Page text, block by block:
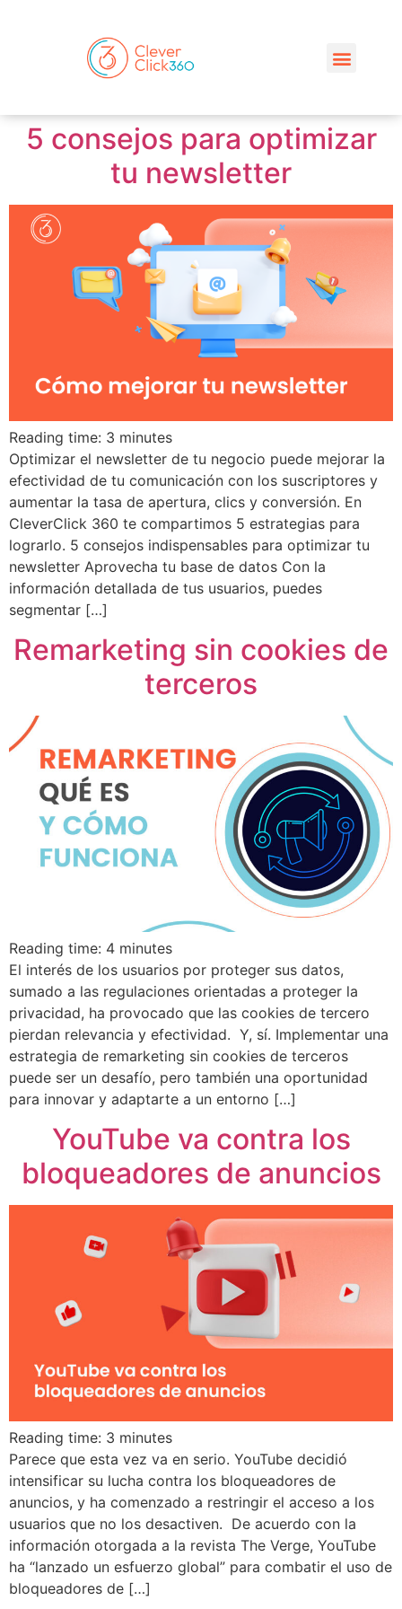
5 consejos para optimizar
tu newsletter
Reading time: 3 minutes
Optimizar el newsletter de tu negocio puede mejorar la
efectividad de tu comunicación con los suscriptores y
aumentar la tasa de apertura, clics y conversión. En
CleverClick 360 te compartimos 5 estrategias para
lograrlo. 5 consejos indispensables para optimizar tu
newsletter Aprovecha tu base de datos Con la
información detallada de tus usuarios, puedes
segmentar […]
Remarketing sin cookies de
terceros
Reading time: 4 minutes
El interés de los usuarios por proteger sus datos,
sumado a las regulaciones orientadas a proteger la
privacidad, ha provocado que las cookies de tercero
pierdan relevancia y efectividad. Y, sí. Implementar una
estrategia de remarketing sin cookies de terceros
puede ser un desafío, pero también una oportunidad
para innovar y adaptarte a un entorno […]
YouTube va contra los
bloqueadores de anuncios
Reading time: 3 minutes
Parece que esta vez va en serio. YouTube decidió
intensificar su lucha contra los bloqueadores de
anuncios, y ha comenzado a restringir el acceso a los
usuarios que no los desactiven. De acuerdo con la
información otorgada a la revista The Verge, YouTube
ha “lanzado un esfuerzo global” para combatir el uso de
bloqueadores de […]